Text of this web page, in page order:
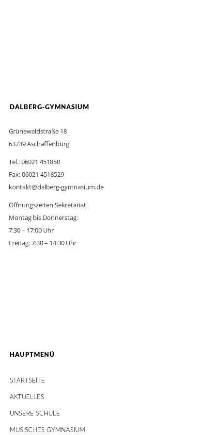
DALBERG-GYMNASIUM
Grünewaldstraße 18
63739 Aschaffenburg
Tel.: 06021 451850
Fax: 06021 4518529
kontakt@dalberg-gymnasium.de
Öffnungszeiten Sekretariat
Montag bis Donnerstag:
7:30 – 17:00 Uhr
Freitag: 7:30 – 14:30 Uhr
HAUPTMENÜ
STARTSEITE
AKTUELLES
UNSERE SCHULE
MUSISCHES GYMNASIUM